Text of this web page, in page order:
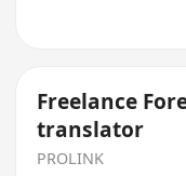
Freelance
translator
PROLINK